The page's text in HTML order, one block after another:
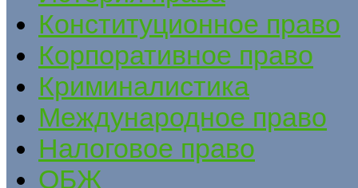
Конституционное право
Корпоративное право
Криминалистика
Международное право
Налоговое право
ОБЖ